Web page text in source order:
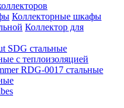
Коллекторные шкафы
Коллектор для
SDG стальные
с теплоизоляцией
RDG-0017 стальные